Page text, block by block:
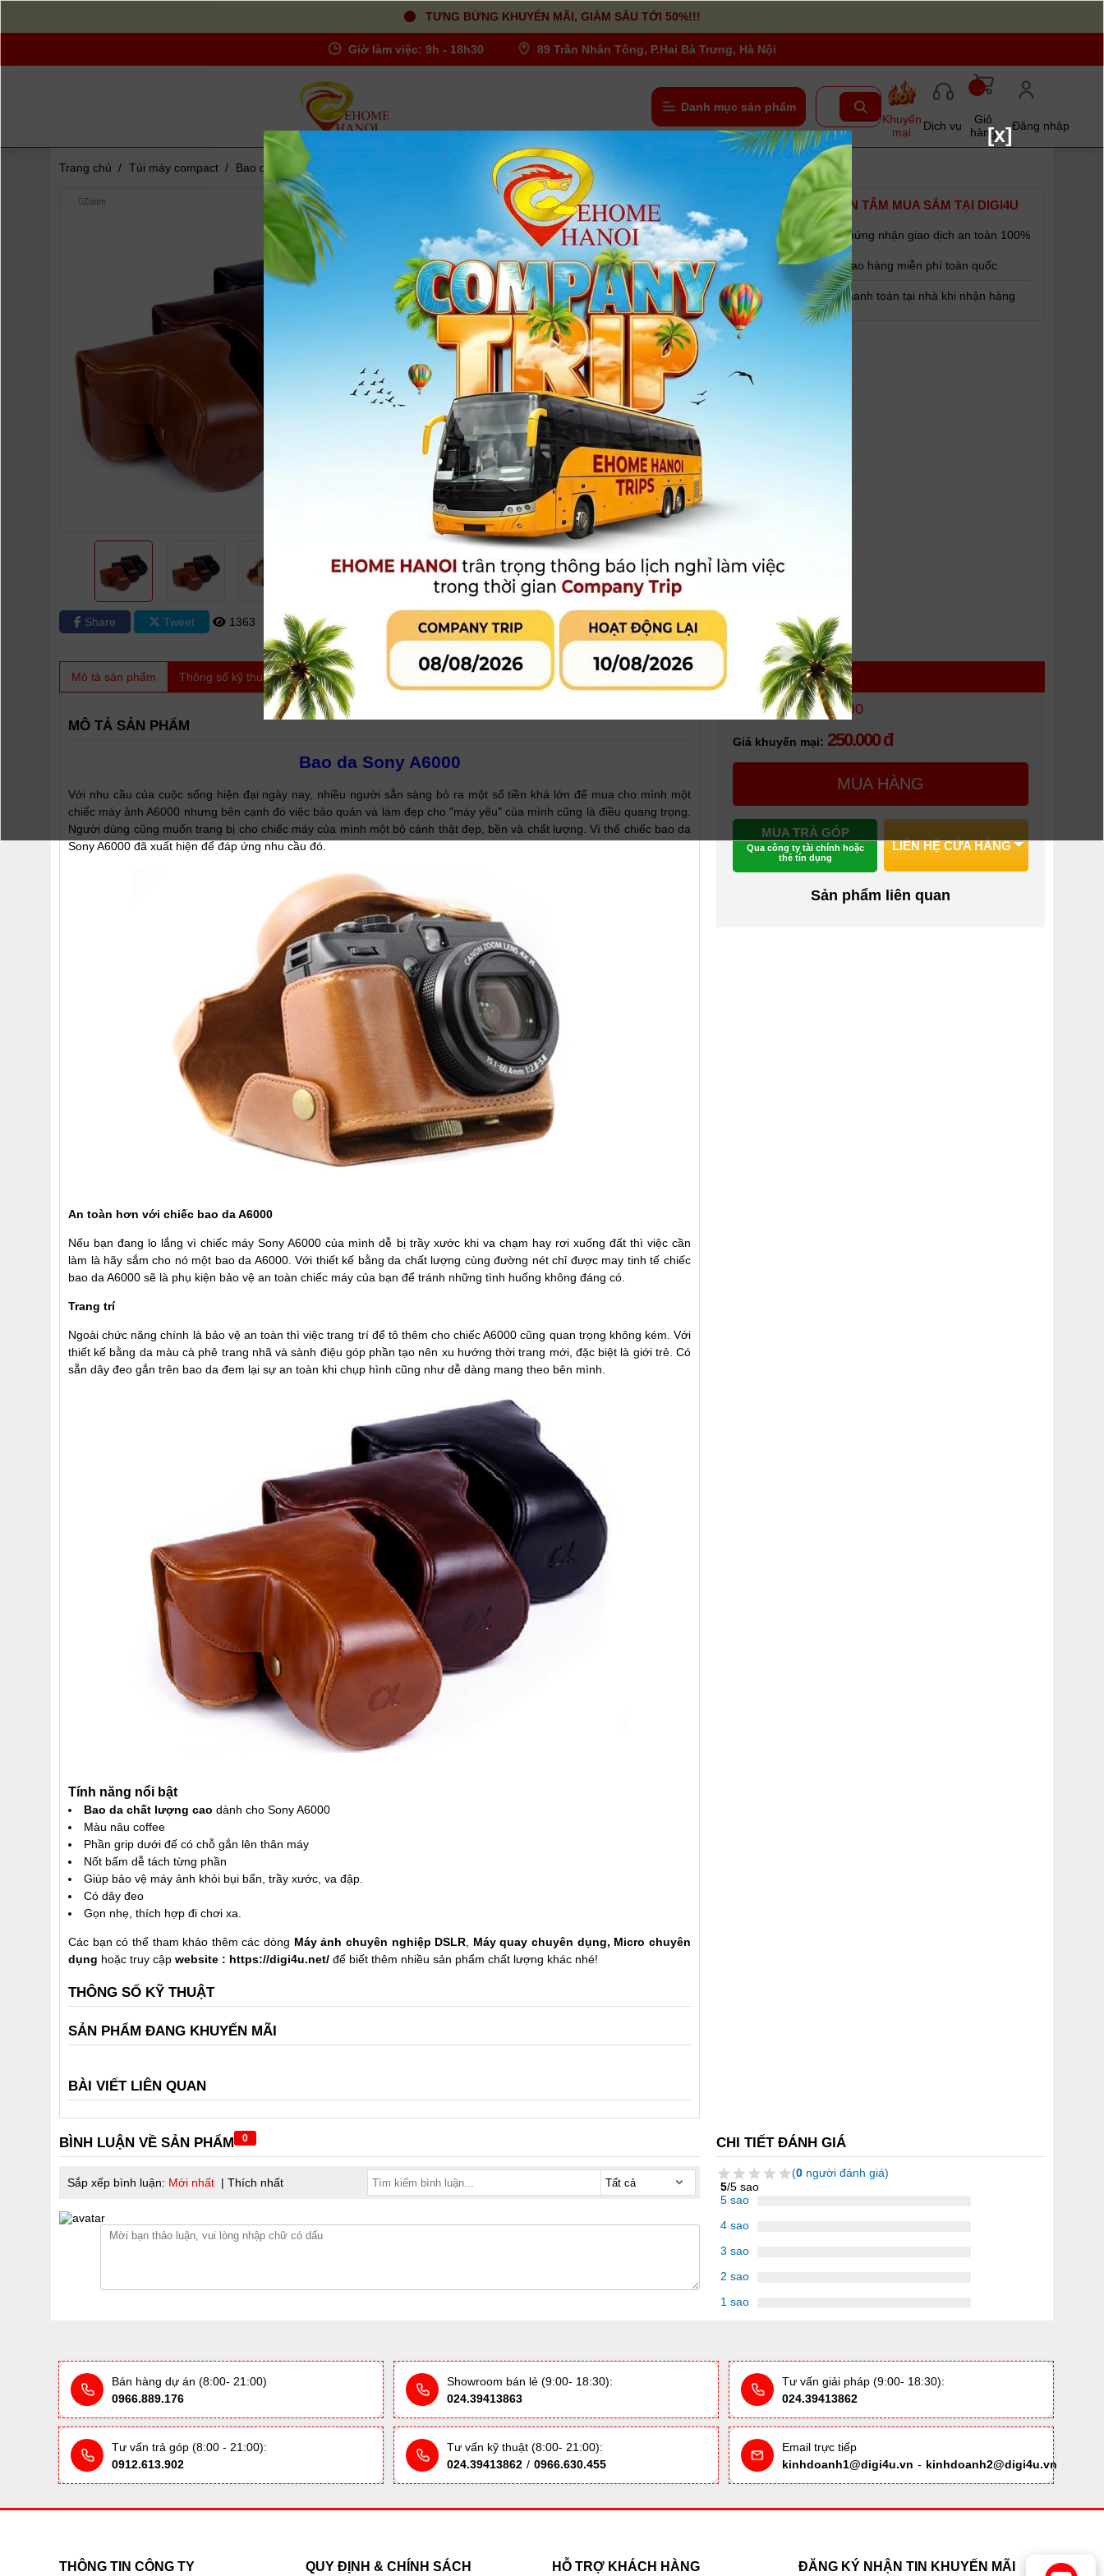
TƯNG BỪNG KHUYẾN MÃI, GIẢM SÂU TỚI 50%!!!
Giờ làm việc: 9h - 18h30 89 Trần Nhân Tông, P.Hai Bà Trưng, Hà Nội
Danh mục sản phẩm
Khuyến
mại
Dịch vụ
Giỏ
hàng
Đăng nhập
Trang chủ / Túi máy compact / Bao da Sony A6000
Zoom
Share Tweet 1363 0
Bao da Sony A6000
Người dùng đánh giá | Tình trạng: Có hàng
- Giúp bảo vệ máy bạn tránh bị trầy xướt thân máy
- Nhỏ gọn với thiết kế đẹp chất liệu tốt
- Có thể tháo rời ra từng khớp tạo thành Haftcase rất đẹp
Xem thêm
Chưa có thông tin bảo hành
Giá khuyến mại: 250.000 đ
MUA HÀNG
MUA TRẢ GÓP
Qua công ty tài chính hoặc thẻ tín
dụng
LIÊN HỆ CỬA HÀNG
YÊN TÂM MUA SẮM TẠI DIGI4U
Chứng nhận giao dịch an toàn 100%
Giao hàng miễn phí toàn quốc
Thanh toán tại nhà khi nhận hàng
Mô tả sản phẩm Thông số kỹ thuật Video Sản phẩm đang khuyến mại Đánh giá sản phẩm
MÔ TẢ SẢN PHẨM
Bao da Sony A6000
Với nhu cầu của cuộc sống hiện đại ngày nay, nhiều người sẵn sàng bỏ ra một số tiền khá lớn để mua cho mình một
chiếc máy ảnh A6000 nhưng bên cạnh đó việc bảo quản và làm đẹp cho "máy yêu" của mình cũng là điều quang trọng.
Người dùng cũng muốn trang bị cho chiếc máy của mình một bộ cánh thật đẹp, bền và chất lượng. Vì thế chiếc bao da
Sony A6000 đã xuất hiện để đáp ứng nhu cầu đó.
An toàn hơn với chiếc bao da A6000
Nếu bạn đang lo lắng vì chiếc máy Sony A6000 của mình dễ bị trầy xước khi va chạm hay rơi xuống đất thì việc cần
làm là hãy sắm cho nó một bao da A6000. Với thiết kế bằng da chất lượng cùng đường nét chỉ được may tinh tế chiếc
bao da A6000 sẽ là phụ kiện bảo vệ an toàn chiếc máy của bạn để tránh những tình huống không đáng có.
Trang trí
Ngoài chức năng chính là bảo vệ an toàn thì việc trang trí để tô thêm cho chiếc A6000 cũng quan trọng không kém. Với
thiết kế bằng da màu cà phê trang nhã và sành điệu góp phần tạo nên xu hướng thời trang mới, đặc biệt là giới trẻ. Có
sẵn dây đeo gắn trên bao da đem lại sự an toàn khi chụp hình cũng như dễ dàng mang theo bên mình.
Tính năng nổi bật
Bao da chất lượng cao dành cho Sony A6000
Màu nâu coffee
Phần grip dưới đế có chỗ gắn lên thân máy
Nốt bấm dễ tách từng phần
Giúp bảo vệ máy ảnh khỏi bụi bẩn, trầy xước, va đập.
Có dây đeo
Gọn nhẹ, thích hợp đi chơi xa.
Các bạn có thể tham khảo thêm các dòng Máy ảnh chuyên nghiệp DSLR Máy quay chuyên dụng, Micro chuyên
dụng hoặc truy cập website : https://digi4u.net/ để biết thêm nhiều sản phẩm chất lượng khác nhé!
THÔNG SỐ KỸ THUẬT
SẢN PHẨM ĐANG KHUYẾN MÃI
BÀI VIẾT LIÊN QUAN
Bao da Sony A6000
Giá khuyến mại: 250.000 đ
MUA HÀNG
MUA TRẢ GÓP
Qua công ty tài chính hoặc
thẻ tín dụng
LIÊN HỆ CỬA HÀNG
Sản phẩm liên quan
BÌNH LUẬN VỀ SẢN PHẨM 0
Sắp xếp bình luận: Mới nhất | Thích nhất
CHI TIẾT ĐÁNH GIÁ
(0 người đánh giá)
5/5 sao
5 sao
4 sao
3 sao
2 sao
1 sao
Bán hàng dự án (8:00- 21:00)
0966.889.176
Showroom bán lẻ (9:00- 18:30):
024.39413863
Tư vấn giải pháp (9:00- 18:30):
024.39413862
Tư vấn trả góp (8:00 - 21:00):
0912.613.902
Tư vấn kỹ thuật (8:00- 21:00):
024.39413862 / 0966.630.455
Email trực tiếp
kinhdoanh1@digi4u.vn - kinhdoanh2@digi4u.vn
THÔNG TIN CÔNG TY QUY ĐỊNH & CHÍNH SÁCH HỖ TRỢ KHÁCH HÀNG ĐĂNG KÝ NHẬN TIN KHUYẾN MÃI
[x]